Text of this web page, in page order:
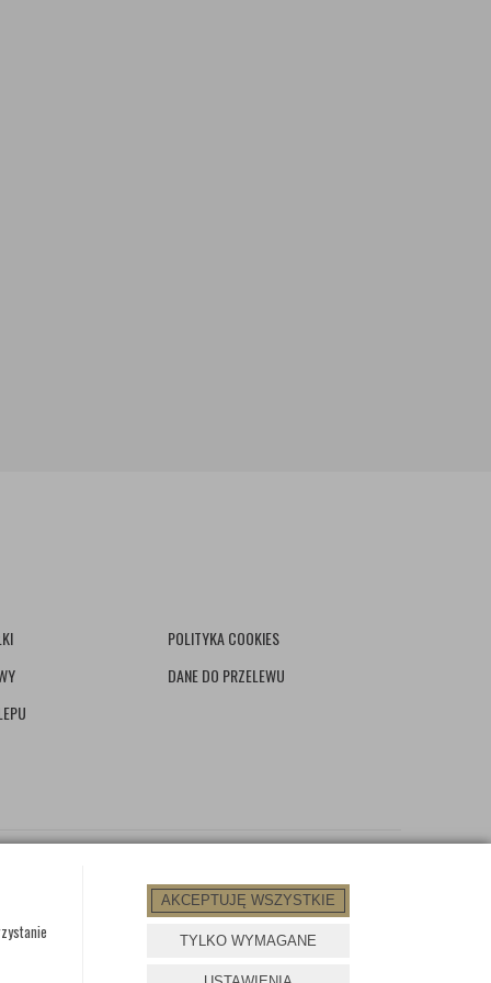
AKCEPTUJĘ WSZYSTKIE
TYLKO WYMAGANE
POLITYKA COOKIES
DANE DO PRZELEWU